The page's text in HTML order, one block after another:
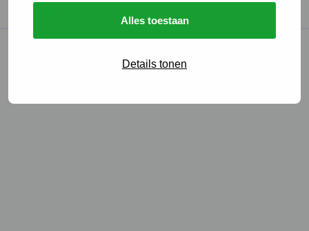
Alles toestaan
Details tonen